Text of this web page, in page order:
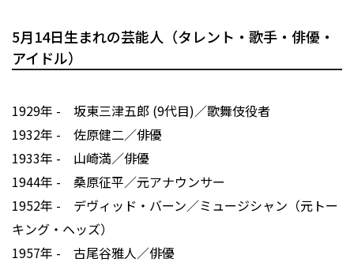
5月14日生まれの芸能人（タレント・歌手・俳優・
アイドル）
1929年 - 坂東三津五郎 (9代目)／歌舞伎役者
1932年 - 佐原健二／俳優
1933年 - 山崎満／俳優
1944年 - 桑原征平／元アナウンサー
1952年 - デヴィッド・バーン／ミュージシャン（元トー
キング・ヘッズ）
1957年 - 古尾谷雅人／俳優